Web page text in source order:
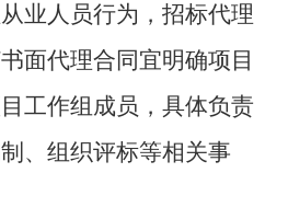
业人员行为，招标代理
面代理合同宜明确项目
工作组成员，具体负责
、组织评标等相关事